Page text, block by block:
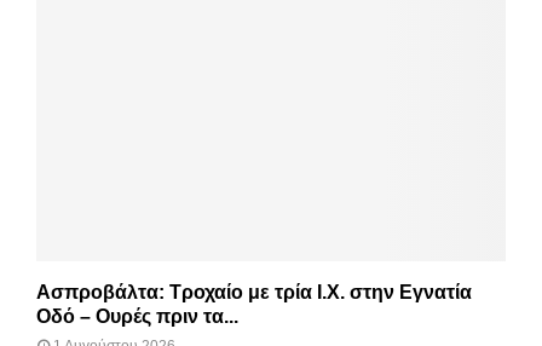
Ασπροβάλτα: Τροχαίο με τρία Ι.Χ. στην Εγνατία
Οδό – Ουρές πριν τα...